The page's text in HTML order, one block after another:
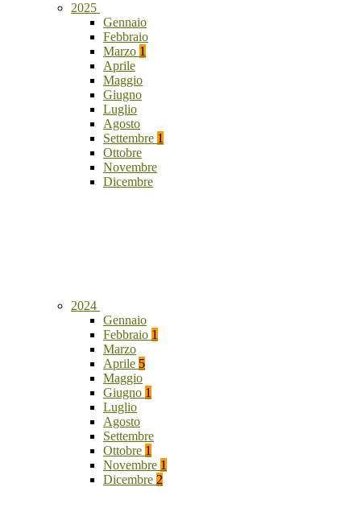
2025
Gennaio
Febbraio
Marzo 1
Aprile
Maggio
Giugno
Luglio
Agosto
Settembre 1
Ottobre
Novembre
Dicembre
2024
Gennaio
Febbraio 1
Marzo
Aprile 5
Maggio
Giugno 1
Luglio
Agosto
Settembre
Ottobre 1
Novembre 1
Dicembre 2